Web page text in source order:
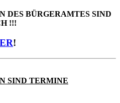
DES BÜRGERAMTES SIND
!!!
!
SIND TERMINE